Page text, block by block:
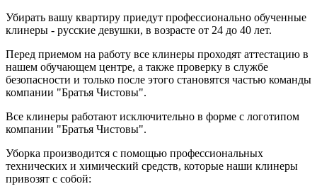
Убирать вашу квартиру приедут профессионально обученные
клинеры - русские девушки, в возрасте от 24 до 40 лет.
Перед приемом на работу все клинеры проходят аттестацию в
нашем обучающем центре, а также проверку в службе
безопасности и только после этого становятся частью команды
компании "Братья Чистовы".
Все клинеры работают исключительно в форме с логотипом
компании "Братья Чистовы".
Уборка производится с помощью профессиональных
технических и химический средств, которые наши клинеры
привозят с собой: